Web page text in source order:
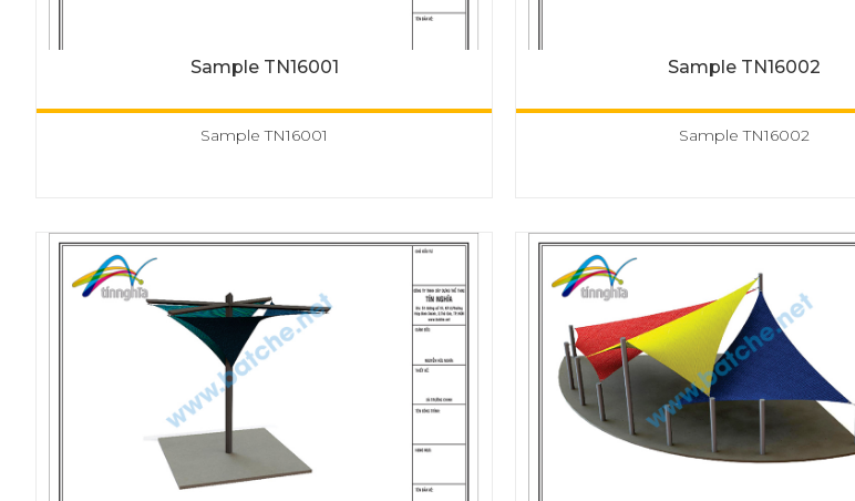
Sample TN16001
Sample TN16001
Sample TN16002
Sample TN16002